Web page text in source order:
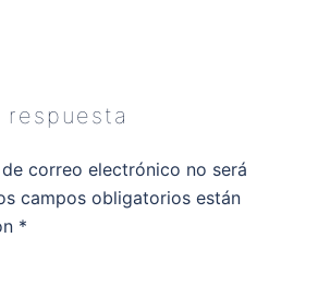
respuesta
correo electrónico no será
campos obligatorios están
*